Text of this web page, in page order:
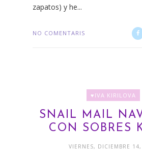
zapatos) y he...
NO COMENTARIS
♥IVA KIRILOVA
SNAIL MAIL
CON SOBRES
VIERNES, DICIEMBRE